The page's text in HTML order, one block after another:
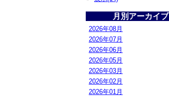
月別アーカイブ
2026年08月
2026年07月
2026年06月
2026年05月
2026年03月
2026年02月
2026年01月